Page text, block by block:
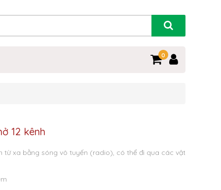
0
12 kênh
từ xa bằng sóng vô tuyến (radio), có thể đi qua các vật